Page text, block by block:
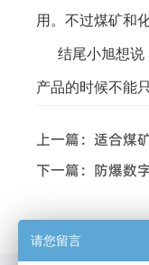
用。不过煤矿和
结尾小旭想说
产品的时候不能
上一篇： 适合煤
下一篇： 防爆数
请您留言